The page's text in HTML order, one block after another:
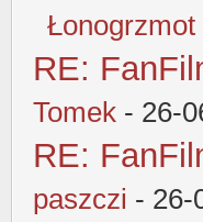
Łonogrzmot
RE:
Tomek - 26-
RE:
paszczi - 26-